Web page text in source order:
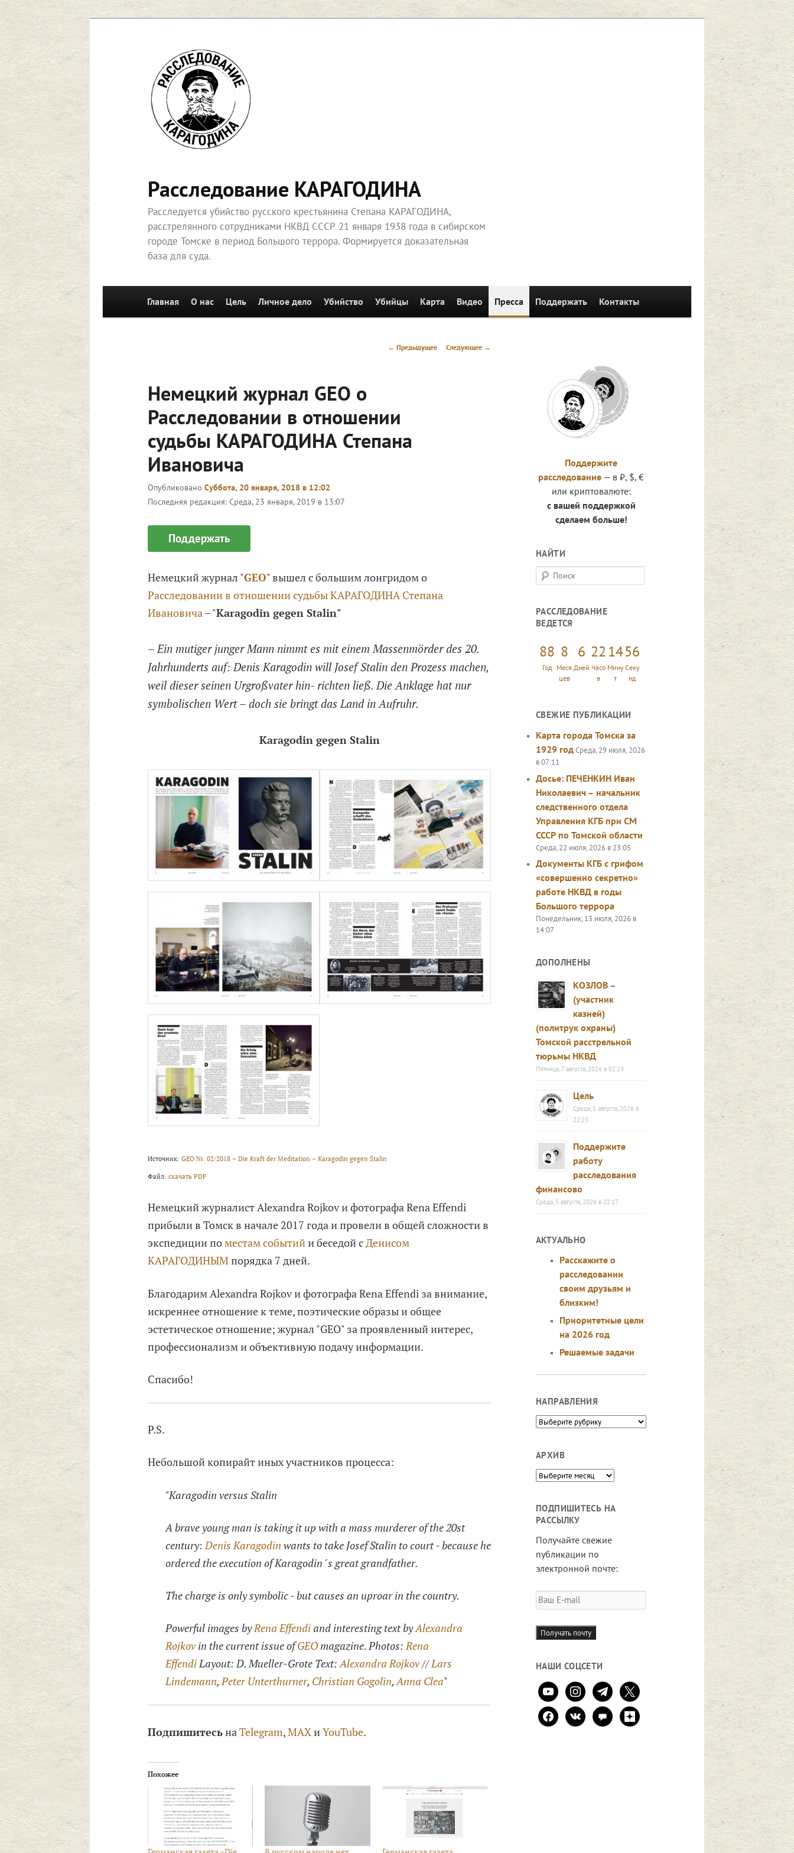
Перейти
к
основному
содержимому
Расследование КАРАГОДИНА
Расследуется убийство русского крестьянина Степана КАРАГОДИНА,
расстрелянного сотрудниками НКВД СССР 21 января 1938 года в сибирском
городе Томске в период Большого террора. Формируется доказательная
база для суда.
Перейти к основному содержимому
Главная О нас Цель Личное дело Убийство Убийцы Карта Видео Пресса Поддержать Контакты
Навигация
← Предыдущее Следующее →
Немецкий журнал GEO о
Расследовании в отношении
судьбы КАРАГОДИНА Степана
Ивановича
Опубликовано Суббота, 20 января, 2018 в 12:02
Последняя редакция: Среда, 23 января, 2019 в 13:07
Поддержать
Немецкий журнал "GEO" вышел с большим лонгридом о
Расследовании в отношении судьбы КАРАГОДИНА Степана
Ивановича– "Karagodin gegen Stalin"
– Ein mutiger junger Mann nimmt es mit einem Massenmörder des 20.
Jahrhunderts auf: Denis Karagodin will Josef Stalin den Prozess machen,
weil dieser seinen Urgroßvater hin- richten ließ. Die Anklage hat nur
symbolischen Wert – doch sie bringt das Land in Aufruhr.
Karagodin gegen Stalin
Источник: GEO Nr. 02/2018 – Die Kraft der Meditation – Karagodin gegen Stalin
Файл: скачать PDF
Немецкий журналист Alexandra Rojkov и фотографа Rena Effendi
прибыли в Томск в начале 2017 года и провели в общей сложности в
экспедиции поместам событийи беседой сДенисом
КАРАГОДИНЫМ порядка 7 дней.
Благодарим Alexandra Rojkov и фотографа Rena Effendi за внимание,
искреннее отношение к теме, поэтические образы и общее
эстетическое отношение; журнал "GEO" за проявленный интерес,
профессионализм и объективную подачу информации.
Спасибо!
P.S.
Небольшой копирайт иных участников процесса:
"Karagodin versus Stalin
A brave young man is taking it up with a mass murderer of the 20st
century: Denis Karagodin wants to take Josef Stalin to court - because he
ordered the execution of Karagodin´s great grandfather.
The charge is only symbolic - but causes an uproar in the country.
Powerful images byRena Effendiand interesting text byAlexandra
Rojkovin the current issue ofGEOmagazine.Photos:Rena
EffendiLayout: D. Mueller-Grote Text:Alexandra Rojkov//Lars
Lindemann,Peter Unterthurner, Christian Gogolin,Anna Clea"
Подпишитесьна Telegram,MAXиYouTube.
Похожее
Поддержите
расследование — в ₽, $, €
или криптовалюте:
с вашей поддержкой
сделаем больше!
НАЙТИ
П
о
с
к
РАССЛЕДОВАНИЕ
ВЕДЕТСЯ
88
Год
8
Меся
цев
6
Дней
22
Часо
в
14
Мину
т
58
Секу
нд
СВЕЖИЕ ПУБЛИКАЦИИ
Карта города Томска за
1929 годСреда, 29 июля, 2026
в 07:11
Досье: ПЕЧЕНКИН Иван
Николаевич – начальник
следственного отдела
Управления КГБ при СМ
СССР по Томской области
Среда, 22 июля, 2026 в 23:05
Документы КГБ с грифом
«совершенно секретно»
работе НКВД в годы
Большого террора
Понедельник, 13 июля, 2026 в
14:07
ДОПОЛНЕНЫ
КОЗЛОВ –
(участник
казней)
(политрук охраны)
Томской расстрельной
тюрьмы НКВД
Пятница, 7 августа, 2026 в 02:19
Цель
Среда, 5 августа, 2026 в
22:23
Поддержите
работу
расследования
финансово
Среда, 5 августа, 2026 в 22:17
АКТУАЛЬНО
Расскажите о
расследовании
своим друзьям и
близким!
Приоритетные цели
на 2026 год
Решаемые задачи
НАПРАВЛЕНИЯ
Направления
АРХИВ
Архив
ПОДПИШИТЕСЬ НА
РАССЫЛКУ
Получайте свежие
публикации по
электронной почте:
Ваш
E-
mail
Получать почту
НАШИ СОЦСЕТИ
youtubeinstagramtelegram
x
facebookvkontaktecomment
zen-
yandex